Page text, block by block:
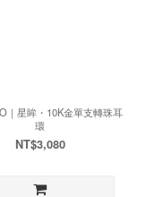
｜星眸・10K金單支轉珠耳
環
NT$3,080